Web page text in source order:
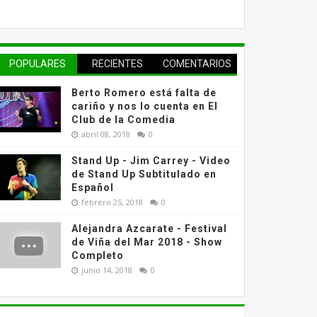
POPULARES RECIENTES COMENTARIOS
Berto Romero está falta de
cariño y nos lo cuenta en El
Club de la Comedia
abril 08, 2018 0
Stand Up - Jim Carrey - Video
de Stand Up Subtitulado en
Español
febrero 25, 2018 0
Alejandra Azcarate - Festival
de Viña del Mar 2018 - Show
Completo
junio 14, 2018 0